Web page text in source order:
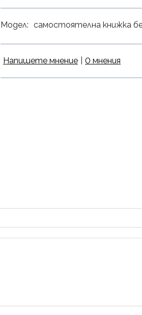
Модел: самостоятелна книжка
Напишете мнение 0 мнения